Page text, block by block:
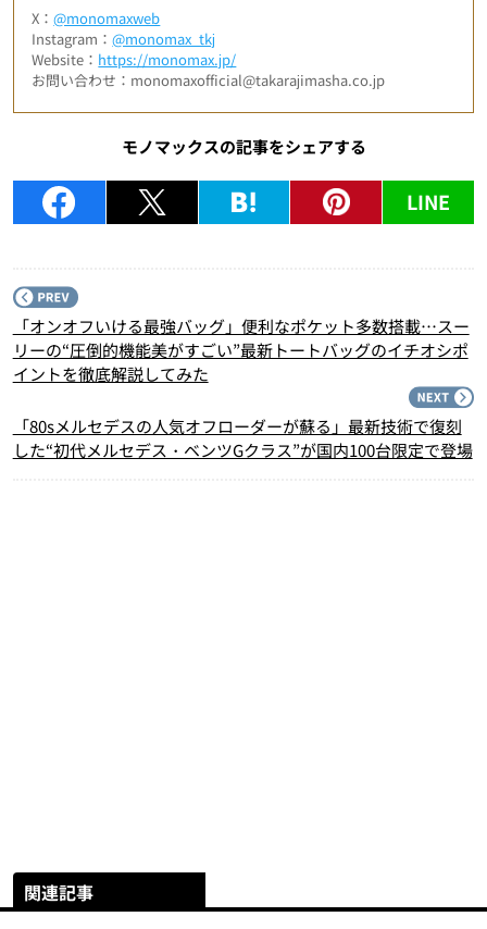
X：@monomaxweb
Instagram：@monomax_tkj
Website： https://monomax.jp/
お問い合わせ：monomaxofficial@takarajimasha.co.jp
モノマックスの記事をシェアする
LINE
「オンオフいける最強バッグ」便利なポケット多数搭載…スー
リーの“圧倒的機能美がすごい”最新トートバッグのイチオシポ
イントを徹底解説してみた
「80sメルセデスの人気オフローダーが蘇る」最新技術で復刻
した“初代メルセデス・ベンツGクラス”が国内100台限定で登場
関連記事